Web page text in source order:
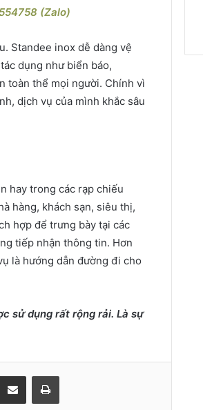
(Zalo)
Standee inox dễ dàng vệ
dụng như biển báo,
toàn thể mọi người. Chính vì
dịch vụ của mình khắc sâu
hay trong các rạp chiếu
hàng, khách sạn, siêu thị,
hợp để trưng bày tại các
tiếp nhận thông tin. Hơn
là hướng dẫn đường đi cho
sử dụng rất rộng rải. Là sự
Share via Email Print